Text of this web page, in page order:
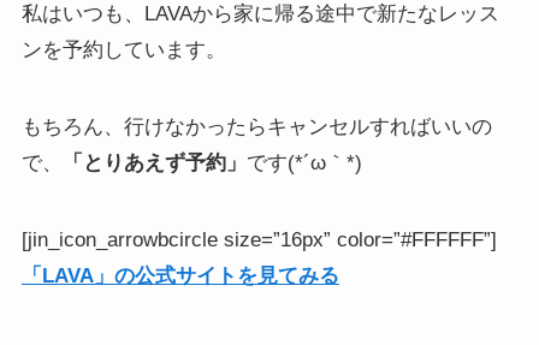
私はいつも、LAVAから家に帰る途中で新たなレッス
ンを予約しています。
もちろん、行けなかったらキャンセルすればいいの
で、
「とりあえず予約」 です(*´ω｀*)
[jin_icon_arrowbcircle size=”16px” color=”#FFFFFF”]
「LAVA」の公式サイトを見てみる